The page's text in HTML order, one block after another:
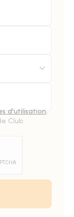
d'utilisation,
Club